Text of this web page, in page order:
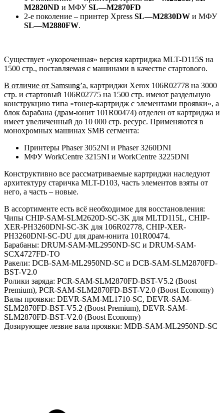
M2820ND и МФУSL—M2870FD
2-е поколение – принтер Xpress SL—M2830DW и МФУ
SL—M2880FW.
Существует «укороченная» версия картриджа MLT-D115S на
1500 стр., поставляемая с машинами в качестве стартового.
В отличие от Samsung’а, картриджи Xerox 106R02778 на 3000
стр. и стартовый 106R02775 на 1500 стр. имеют раздельную
конструкцию типа «тонер-картридж с элементами проявки», а
блок барабана (драм-юнит 101R00474) отделен от картриджа и
имеет увеличенный до 10 000 стр. ресурс. Применяются в
монохромных машинах SMB сегмента:
Принтеры Phaser 3052NI и Phaser 3260DNI
МФУ WorkCentre 3215NI и WorkCentre 3225DNI
Конструктивно все рассматриваемые картриджи наследуют
архитектуру старичка MLT-D103, часть элементов взяты от
него, а часть – новые.
В ассортименте есть всё необходимое для восстановления:
Чипы CHIP-SAM-SLM2620D-SC-3K для MLTD115L, CHIP-
XER-PH3260DNI-SC-3K для 106R02778, CHIP-XER-
PH3260DNI-SC-DU для драм-юнита 101R00474.
Барабаны: DRUM-SAM-ML2950ND-SC и DRUM-SAM-
SCX4727FD-TO
Ракели: DCB-SAM-ML2950ND-SC и DCB-SAM-SLM2870FD-
BST-V2.0
Ролики заряда: PCR-SAM-SLM2870FD-BST-V5.2 (Boost
Premium), PCR-SAM-SLM2870FD-BST-V2.0 (Boost Economy)
Валы проявки: DEVR-SAM-ML1710-SC, DEVR-SAM-
SLM2870FD-BST-V5.2 (Boost Premium), DEVR-SAM-
SLM2870FD-BST-V2.0 (Boost Economy)
Дозирующее лезвие вала проявки: MDB-SAM-ML2950ND-SC